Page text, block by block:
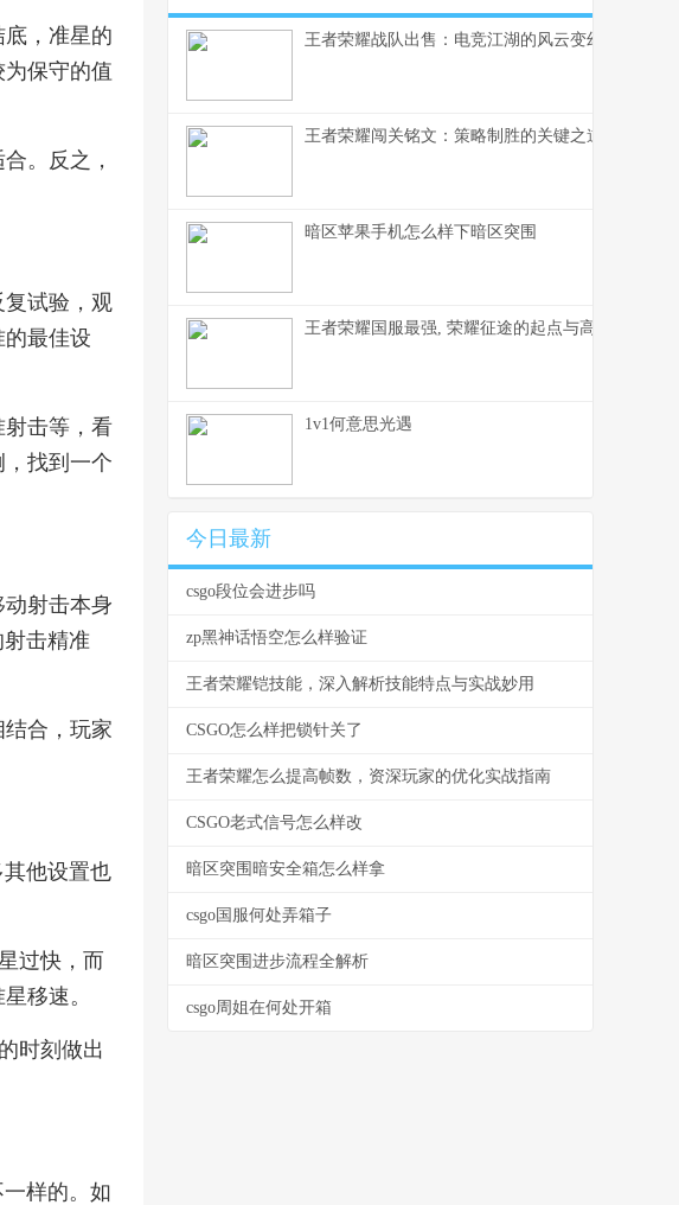
，准星的
保守的值
。反之，
试验，观
最佳设
击等，看
找到一个
射击本身
击精准
合，玩家
他设置也
过快，而
移速。
时刻做出
样的。如
王者荣耀战队出售：电竞江湖的风云变幻，一个资
王者荣耀闯关铭文：策略制胜的关键之道
暗区苹果手机怎么样下暗区突围
王者荣耀国服最强, 荣耀征途的起点与高峰
1v1何意思光遇
今日最新
csgo段位会进步吗
zp黑神话悟空怎么样验证
王者荣耀铠技能，深入解析技能特点与实战妙用
CSGO怎么样把锁针关了
王者荣耀怎么提高帧数，资深玩家的优化实战指南
CSGO老式信号怎么样改
暗区突围暗安全箱怎么样拿
csgo国服何处弄箱子
暗区突围进步流程全解析
csgo周姐在何处开箱